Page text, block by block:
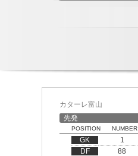
カターレ富山
先発
POSITION NUMBER
GK 1
DF
88